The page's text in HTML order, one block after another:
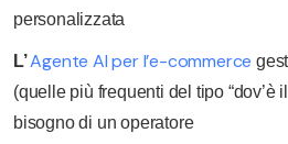
personalizzata
L’Agente AI per l’e-commerce
(quelle più frequenti del tipo “dov’è
bisogno di un operatore